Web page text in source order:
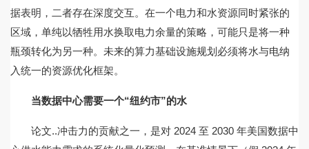
据表明，二者存在深度交互。在一个电力和水资源同时紧张的
区域，单纯以牺牲用水换取电力余量的策略，可能只是将一种
瓶颈转化为另一种。未来的算力基础设施规划必须将水与电纳
入统一的资源优化框架。
当数据中心需要一个“纽约市”的水
论文..冲击力的贡献之一，是对 2024 至 2030 年美国数据中